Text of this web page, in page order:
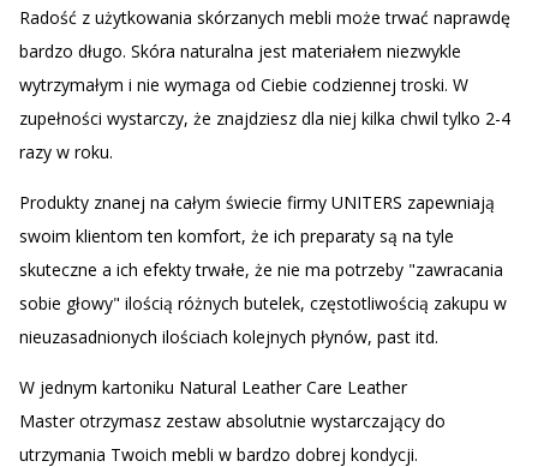
Radość z użytkowania skórzanych mebli może trwać naprawdę
bardzo długo. Skóra naturalna jest materiałem niezwykle
wytrzymałym i nie wymaga od Ciebie codziennej troski. W
zupełności wystarczy, że znajdziesz dla niej kilka chwil tylko 2-4
razy w roku.
Produkty znanej na całym świecie firmy UNITERS zapewniają
swoim klientom ten komfort, że ich preparaty są na tyle
skuteczne a ich efekty trwałe, że nie ma potrzeby "zawracania
sobie głowy" ilością różnych butelek, częstotliwością zakupu w
nieuzasadnionych ilościach kolejnych płynów, past itd.
W jednym kartoniku Natural Leather Care Leather
Master otrzymasz zestaw absolutnie wystarczający do
utrzymania Twoich mebli w bardzo dobrej kondycji.